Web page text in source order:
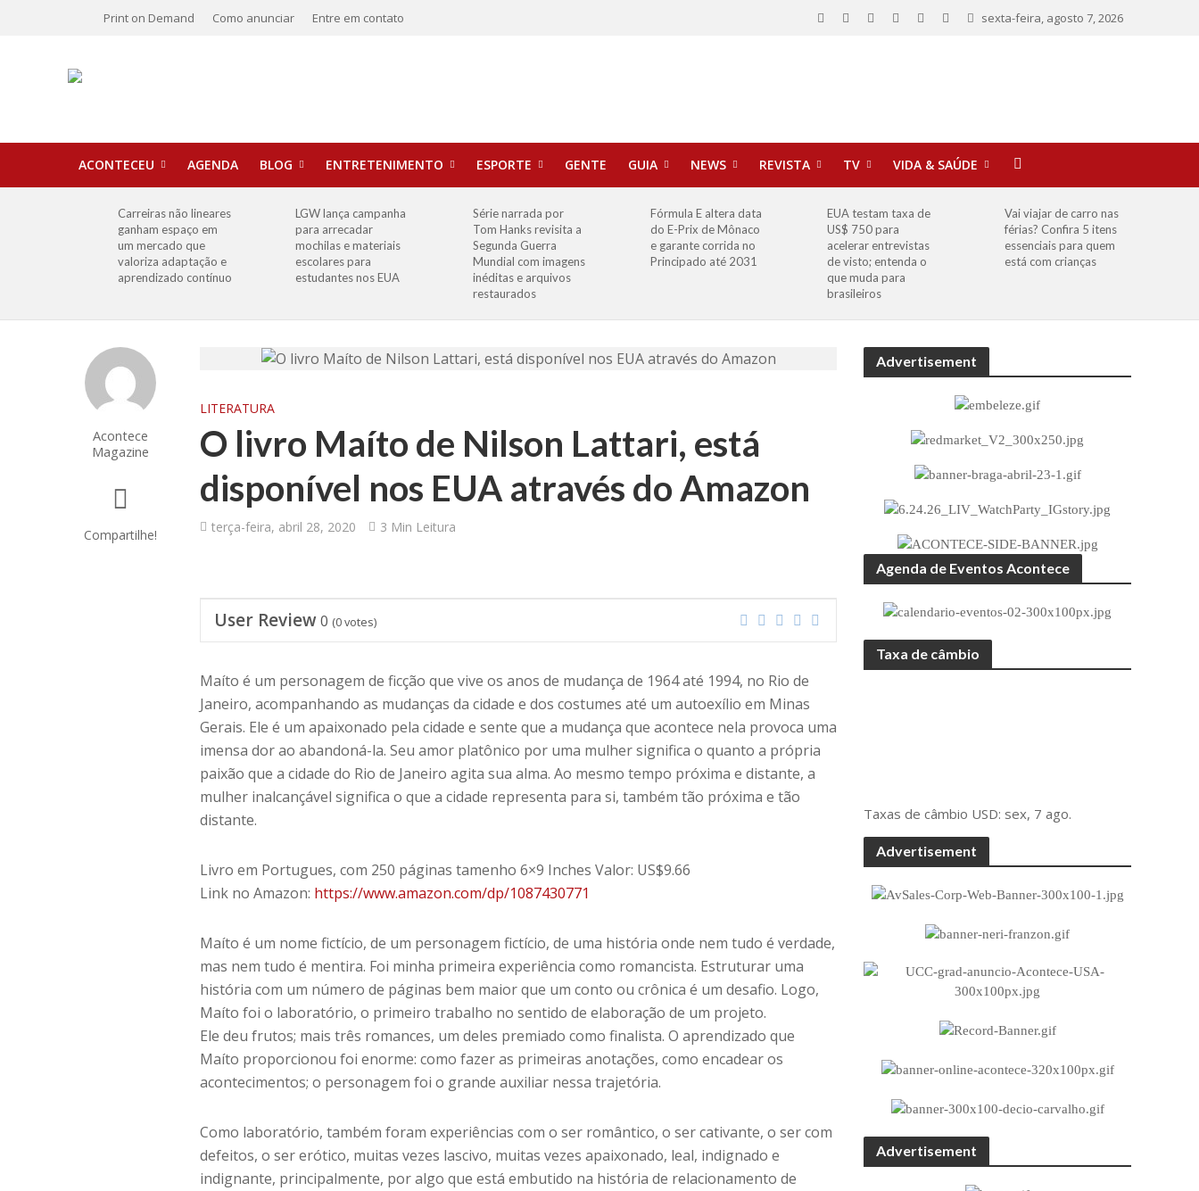
Print on Demand Como anunciar Entre em contato sexta-feira, agosto 7, 2026
ACONTECEU AGENDA BLOG ENTRETENIMENTO ESPORTE GENTE GUIA NEWS REVISTA TV VIDA & SAÚDE
Carreiras não lineares
ganham espaço em
um mercado que
valoriza adaptação e
aprendizado contínuo
LGW lança campanha
para arrecadar
mochilas e materiais
escolares para
estudantes nos EUA
Série narrada por
Tom Hanks revisita a
Segunda Guerra
Mundial com imagens
inéditas e arquivos
restaurados
Fórmula E altera data
do E-Prix de Mônaco
e garante corrida no
Principado até 2031
EUA testam taxa de
US$ 750 para
acelerar entrevistas
de visto; entenda o
que muda para
brasileiros
Vai viajar de carro nas
férias? Confira 5 itens
essenciais para quem
está com crianças
Acontece
Magazine
Compartilhe!
LITERATURA
O livro Maíto de Nilson Lattari, está
disponível nos EUA através do Amazon
terça-feira, abril 28, 2020 3 Min Leitura
User Review0 (0votes)
Maíto é um personagem de ficção que vive os anos de mudança de 1964 até 1994, no Rio de
Janeiro, acompanhando as mudanças da cidade e dos costumes até um autoexílio em Minas
Gerais. Ele é um apaixonado pela cidade e sente que a mudança que acontece nela provoca uma
imensa dor ao abandoná-la. Seu amor platônico por uma mulher significa o quanto a própria
paixão que a cidade do Rio de Janeiro agita sua alma. Ao mesmo tempo próxima e distante, a
mulher inalcançável significa o que a cidade representa para si, também tão próxima e tão
distante.
Livro em Portugues, com 250 páginas tamenho 6×9 Inches Valor: US$9.66
Link no Amazon: https://www.amazon.com/dp/1087430771
Maíto é um nome fictício, de um personagem fictício, de uma história onde nem tudo é verdade,
mas nem tudo é mentira. Foi minha primeira experiência como romancista. Estruturar uma
história com um número de páginas bem maior que um conto ou crônica é um desafio. Logo,
Maíto foi o laboratório, o primeiro trabalho no sentido de elaboração de um projeto.
Ele deu frutos; mais três romances, um deles premiado como finalista. O aprendizado que
Maíto proporcionou foi enorme: como fazer as primeiras anotações, como encadear os
acontecimentos; o personagem foi o grande auxiliar nessa trajetória.
Como laboratório, também foram experiências com o ser romântico, o ser cativante, o ser com
defeitos, o ser erótico, muitas vezes lascivo, muitas vezes apaixonado, leal, indignado e
indignante, principalmente, por algo que está embutido na história de relacionamento de
Advertisement
Agenda de Eventos Acontece
Taxa de câmbio
Taxas de câmbio USD: sex, 7 ago.
Advertisement
Advertisement